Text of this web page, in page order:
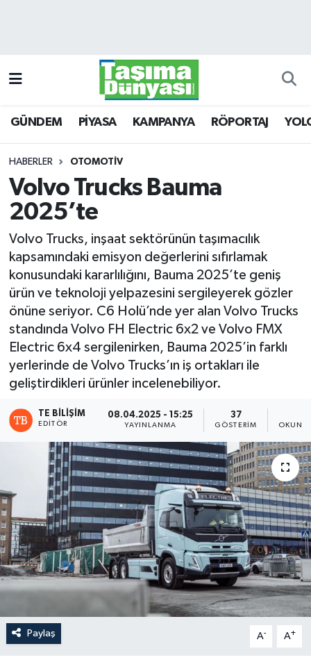
GÜNDEM PİYASA KAMPANYA RÖPORTAJ
HABERLER OTOMOTİV
Volvo Trucks Bauma
2025’te
Volvo Trucks, inşaat sektörünün taşımacılık
kapsamındaki emisyon değerlerini sıfırlamak
konusundaki kararlılığını, Bauma 2025’te geniş
ürün ve teknoloji yelpazesini sergileyerek gözler
önüne seriyor. C6 Holü’nde yer alan Volvo Trucks
standında Volvo FH Electric 6x2 ve Volvo FMX
Electric 6x4 sergilenirken, Bauma 2025’in farklı
yerlerinde de Volvo Trucks’ın iş ortakları ile
geliştirdikleri ürünler incelenebiliyor.
TE BILIŞIM
EDITÖR
08.04.2025 - 15:25
YAYINLANMA
37
GÖSTERIM
Paylaş A- A+
KAMPANYA
RÖPORTAJ
YOLCU TAŞIMA
E-GAZETE
TAŞITLAR
Trafik Durumu
Süper Lig Puan Durumu ve Fikstür
Tüm Manşetler
Son Dakika Haberleri